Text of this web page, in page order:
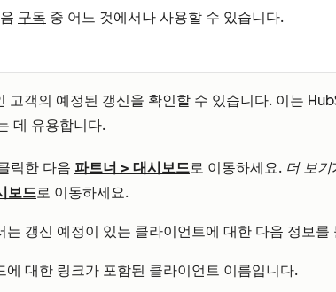
구독 중 어느 것에서나 사용할 수 있습니다.
고객의 예정된 갱신을 확인할 수 있습니다. 이는
데 유용합니다.
릭한 다음 파트너 > 대시보드로 이동하세요. 더 보기
보드로 이동하세요.
는 갱신 예정이 있는 클라이언트에 대한 다음 정보를
에 대한 링크가 포함된 클라이언트 이름입니다.